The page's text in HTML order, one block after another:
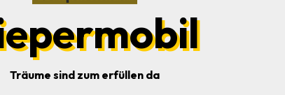
Träume sind zum erfüllen da